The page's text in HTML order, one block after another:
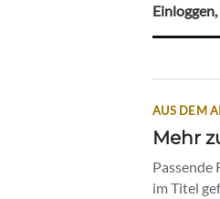
AUS DEM
Mehr
Passende
im Titel